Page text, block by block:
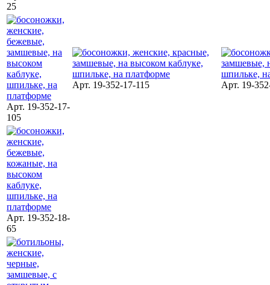
25
Арт. 19-352-17-
105
Арт. 19-352-17-115 Арт. 19-
Арт. 19-352-18-
65